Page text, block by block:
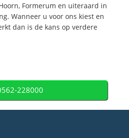
Formerum en uiteraard in
Wanneer u voor ons kiest en
dan is de kans op verdere
228000